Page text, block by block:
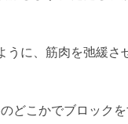
に、筋肉を弛緩さ
どこかでブロックを